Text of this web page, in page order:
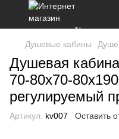
Душевые кабины
Душевая
70-80х70-
регулируемый
Артикул: kv007 Оставить